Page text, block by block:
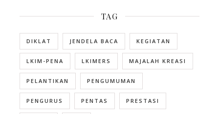
TAG
DIKLAT JENDELA BACA KEGIATAN
LKIM-PENA LKIMERS MAJALAH KREASI
PELANTIKAN PENGUMUMAN
PENGURUS PENTAS PRESTASI